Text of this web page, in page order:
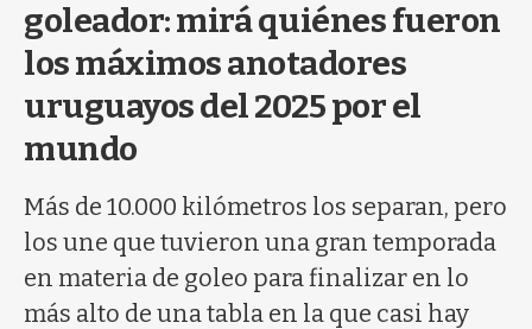
goleador: mirá quiénes fueron
los máximos anotadores
uruguayos del 2025 por el
mundo
Más de 10.000 kilómetros los separan, pero
los une que tuvieron una gran temporada
en materia de goleo para finalizar en lo
más alto de una tabla en la que casi hay